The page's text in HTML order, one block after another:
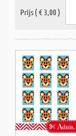
Prijs ( € 3,00 )